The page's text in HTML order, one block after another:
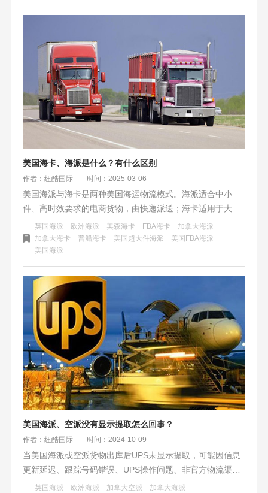
美国海卡、海派是什么？有什么区别
作者：纽酷国际 时间：2025-03-06
美国海派与海卡是两种美国海运物流模式。海派适合中小
件、高时效要求的电商货物，由快递派送；海卡适用于大
件、大批量货物，通过卡车运输。选择时需考虑货物属性、
时效要求及清关能力。市场上海派价格波动大，海卡较稳
定，新兴混合渠道可降低成本。
英国海派 欧洲海派 美森海卡 FBA海卡
加拿大海派
加拿大海卡
普船海卡 美国超大件海派
美国FBA海派
美国海派
美国海派、空派没有显示提取怎么回事？
作者：纽酷国际 时间：2024-10-09
当美国海派或空派货物出库后UPS未显示提取，可能因信息
更新延迟、跟踪号码错误、UPS操作问题、非官方物流渠
道、特殊情况（如跑水账号、海关查验、仓库问题）等。建
英国海派 欧洲海派 加拿大空派
加拿大海派